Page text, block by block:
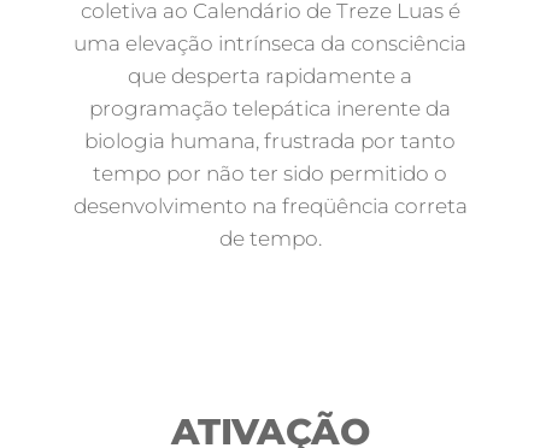
coletiva ao Calendário de Treze Luas é
uma elevação intrínseca da consciência
que desperta rapidamente a
programação telepática inerente da
biologia humana, frustrada por tanto
tempo por não ter sido permitido o
desenvolvimento na freqüência correta
de tempo.
ATIVAÇÃO